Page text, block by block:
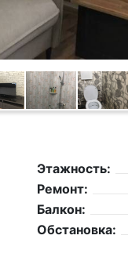
Этажность:
Ремонт:
Балкон:
Обстановка: